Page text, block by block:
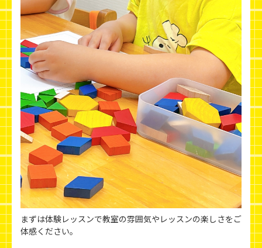
まずは体験レッスンで教室の雰囲気やレッスンの楽しさをご
体感ください。